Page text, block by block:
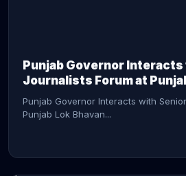
Punjab Governor
Journalists Forum at
Punjab Governor Interacts with
Punjab Lok Bhavan...